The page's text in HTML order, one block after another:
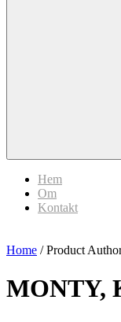
Hem
Om
Kontakt
Home / Product
MONTY,